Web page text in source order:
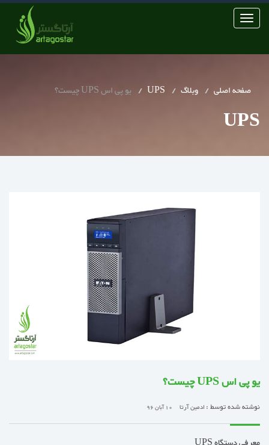
Toggle
navigation
صفحه اصلی وبلاگ UPS یو پی اس UPS چیست؟
UPS
یو پی اس UPS چیست؟
نوشته شده توسط : ادمین آرتا 10 آبان 96